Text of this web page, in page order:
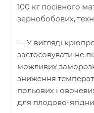
100 кг посівного
зернобобових,
— У вигляді
застосовувати не
можливих
зниження
польових і
для плодово-